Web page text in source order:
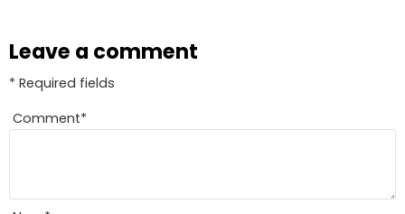
Leave a comment
* Required fields
Comment*